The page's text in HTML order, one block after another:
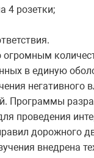
4 розетки;
огромным
в единую
негативного
Программы
проведения
дорожного
внедрена